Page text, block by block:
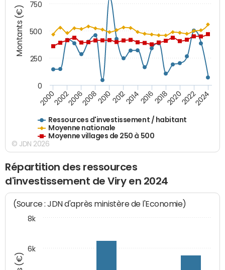
Montants (€)
Ressources d'investissement / habitant
Moyenne nationale
Moyenne villages de 250 à 500
200020022006200820102012201420162018202020222024
0
250
500
750
© JDN 2026
Répartition des ressources
d'investissement de Viry en 2024
(Source : JDN d'après ministère de l'Economie)
6k
8k